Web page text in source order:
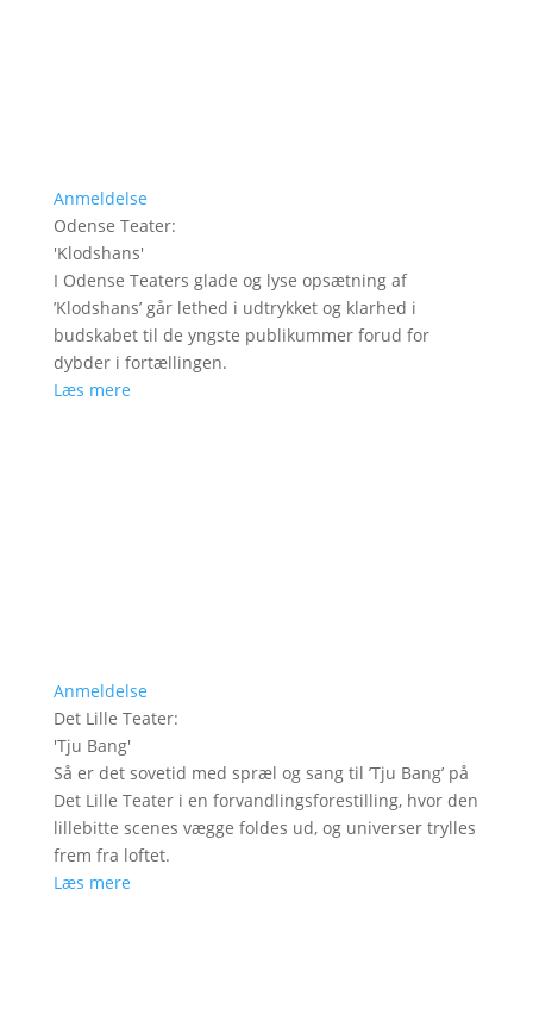
Anmeldelse
Odense Teater:
'Klodshans'
I Odense Teaters glade og lyse opsætning af
’Klodshans’ går lethed i udtrykket og klarhed i
budskabet til de yngste publikummer forud for
dybder i fortællingen.
Læs mere
Anmeldelse
Det Lille Teater:
'Tju Bang'
Så er det sovetid med spræl og sang til ’Tju Bang’ på
Det Lille Teater i en forvandlingsforestilling, hvor den
lillebitte scenes vægge foldes ud, og universer trylles
frem fra loftet.
Læs mere